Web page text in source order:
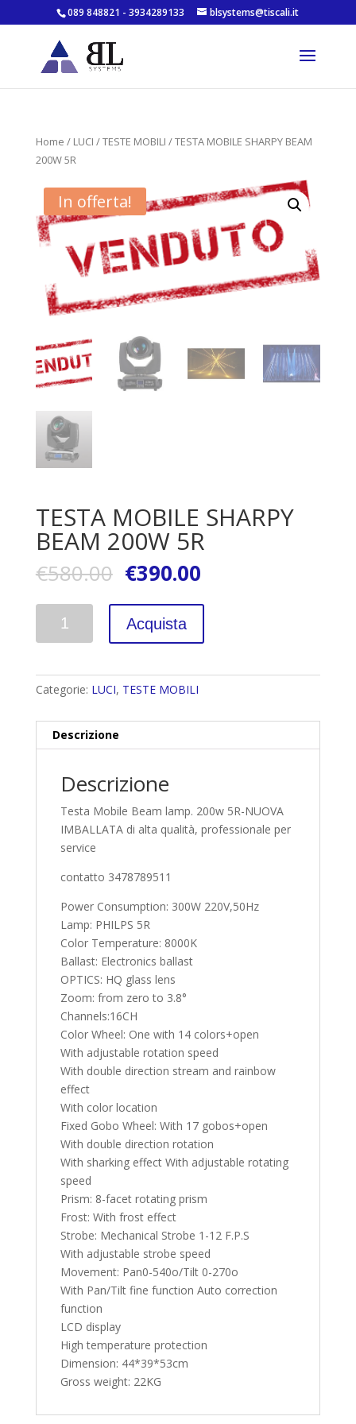
089 848821 - 3934289133 blsystems@tiscali.it
Home / LUCI /TESTE MOBILI / TESTA MOBILE SHARPY BEAM
200W 5R
In offerta!
TESTA MOBILE SHARPY
BEAM 200W 5R
€580.00 €390.00
Acquista
Categorie: LUCI, TESTE MOBILI
Descrizione
Descrizione
Testa Mobile Beam lamp. 200w 5R-NUOVA
IMBALLATA di alta qualità, professionale per
service
contatto 3478789511
Power Consumption: 300W 220V,50Hz
Lamp: PHILPS 5R
Color Temperature: 8000K
Ballast: Electronics ballast
OPTICS: HQ glass lens
Zoom: from zero to 3.8°
Channels:16CH
Color Wheel: One with 14 colors+open
With adjustable rotation speed
With double direction stream and rainbow
effect
With color location
Fixed Gobo Wheel: With 17 gobos+open
With double direction rotation
With sharking effect With adjustable rotating
speed
Prism: 8-facet rotating prism
Frost: With frost effect
Strobe: Mechanical Strobe 1-12 F.P.S
With adjustable strobe speed
Movement: Pan0-540o/Tilt 0-270o
With Pan/Tilt fine function Auto correction
function
LCD display
High temperature protection
Dimension: 44*39*53cm
Gross weight: 22KG